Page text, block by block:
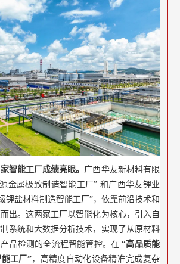
智能工厂成绩亮眼。 广西华友新材料有限
金属极致制造智能工厂” 和广西华友锂业
锂盐材料制造智能工厂”，依靠前沿技术和
出。这两家工厂以智能化为核心，引入自
系统和大数据分析技术，实现了从原材料
品检测的全流程智能管控。在“高品质能
工厂”，高精度自动化设备精准完成复杂